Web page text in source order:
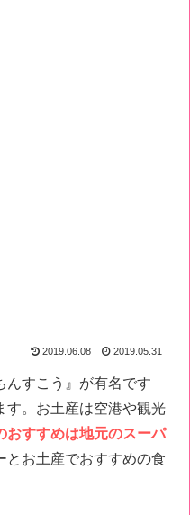
2019.06.08 2019.05.31
んすこう』が有名です
す。お土産は空港や観光
おすすめは地元のスーパ
とお土産でおすすめの食